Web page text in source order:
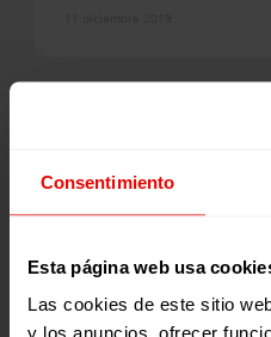
Consentimiento
Esta página web usa
Las cookies de este sitio
y los anuncios, ofrecer